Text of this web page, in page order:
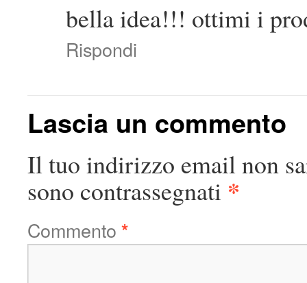
bella idea!!! ottimi i
Rispondi
Lascia un commento
Il tuo indirizzo email non
sono contrassegnati *
Commento *